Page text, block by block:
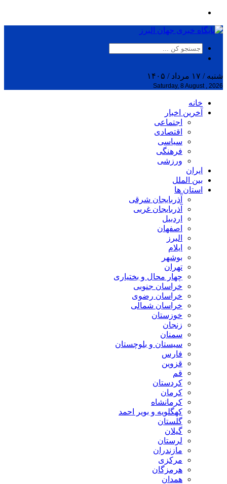
شنبه / ۱۷ مرداد / ۱۴۰۵
Saturday, 8 August , 2026
خانه
آخرین اخبار
اجتماعی
اقتصادی
سیاسی
فرهنگی
ورزشی
ایران
بین الملل
استان ها
آذربایجان شرقی
آذربایجان غربی
اردبیل
اصفهان
البرز
ایلام
بوشهر
تهران
چهار محال و بختیاری
خراسان جنوبی
خراسان رضوی
خراسان شمالی
خوزستان
زنجان
سمنان
سیستان و بلوچستان
فارس
قزوین
قم
کردستان
کرمان
کرمانشاه
کهگلویه و بویر احمد
گلستان
گیلان
لرستان
مازندران
مرکزی
هرمزگان
همدان